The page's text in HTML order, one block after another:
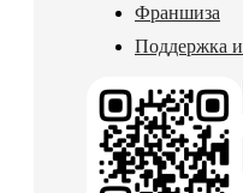
Франшиза
Поддержка